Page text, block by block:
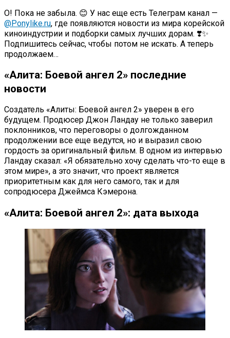
О! Пока не забыла. 😊 У нас еще есть Телеграм канал —
@Ponylike.ru, где появляются новости из мира корейской
киноиндустрии и подборки самых лучших дорам. ❣️✨
Подпишитесь сейчас, чтобы потом не искать. А теперь
продолжаем…
«Алита: Боевой ангел 2» последние
новости
Создатель «Алиты: Боевой ангел 2» уверен в его
будущем. Продюсер Джон Ландау не только заверил
поклонников, что переговоры о долгожданном
продолжении все еще ведутся, но и выразил свою
гордость за оригинальный фильм. В одном из интервью
Ландау сказал: «Я обязательно хочу сделать что-то еще в
этом мире», а это значит, что проект является
приоритетным как для него самого, так и для
сопродюсера Джеймса Кэмерона.
«Алита: Боевой ангел 2»: дата выхода